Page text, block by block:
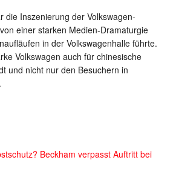
die Inszenierung der Volkswagen-
einer starken Medien-Dramaturgie
in der Volkswagenhalle führte.
Volkswagen auch für chinesische
und nicht nur den Besuchern in
Beckham verpasst Auftritt bei